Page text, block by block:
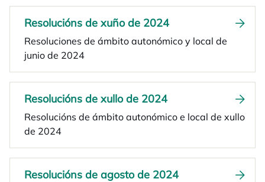
Resolucións de xuño de 2024
Resoluciones de ámbito autonómico y local de
junio de 2024
Resolucións de xullo de 2024
Resolucións de ámbito autonómico e local de xullo
de 2024
Resolucións de agosto de 2024